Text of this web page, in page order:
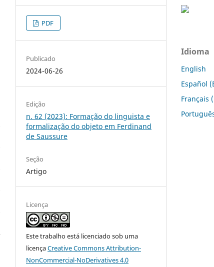
PDF
Publicado
2024-06-26
Edição
n. 62 (2023): Formação do linguista e
formalização do objeto em Ferdinand
de Saussure
Seção
Artigo
Licença
Este trabalho está licenciado sob uma
licençaCreative Commons Attribution-
NonCommercial-NoDerivatives 4.0
Idioma
English
Español
Français